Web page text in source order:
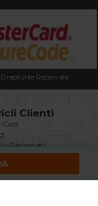
Rezervate
Clienti
Card
si Reclamatii
Frecvente
Produs
Produse